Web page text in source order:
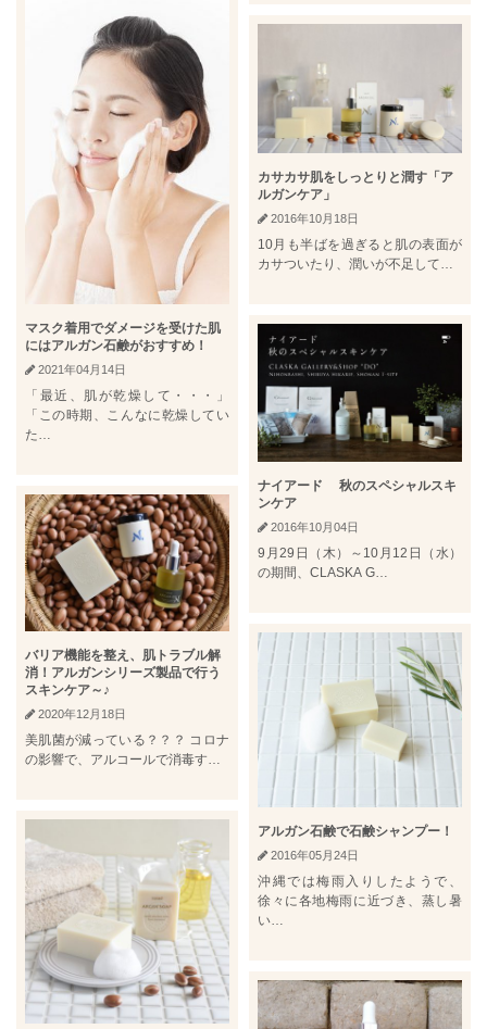
マスク着用でダメージを受けた肌
にはアルガン石鹸がおすすめ！
2021年04月14日
「最近、肌が乾燥して・・・」
「この時期、こんなに乾燥してい
た…
バリア機能を整え、肌トラブル解
消！アルガンシリーズ製品で行う
スキンケア～♪
2020年12月18日
美肌菌が減っている？？？ コロナ
の影響で、アルコールで消毒す…
カサカサ肌をしっとりと潤す「ア
ルガンケア」
2016年10月18日
10月も半ばを過ぎると肌の表面が
カサついたり、潤いが不足して…
ナイアード 秋のスペシャルスキ
ンケア
2016年10月04日
9月29日（木）～10月12日（水）
の期間、CLASKA G…
アルガン石鹸で石鹸シャンプー！
2016年05月24日
沖縄では梅雨入りしたようで、
徐々に各地梅雨に近づき、蒸し暑
い…